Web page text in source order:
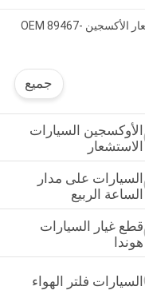
تويوتا كورولا قطع غيار السيارات جهاز استشعار الأكسجين OEM 89467-
جميع
الأوكسجين السيارات
الاستشعار
السيارات على مدار
الساعة الربيع
قطع غيار السيارات
هوندا
السيارات فلتر الهواء